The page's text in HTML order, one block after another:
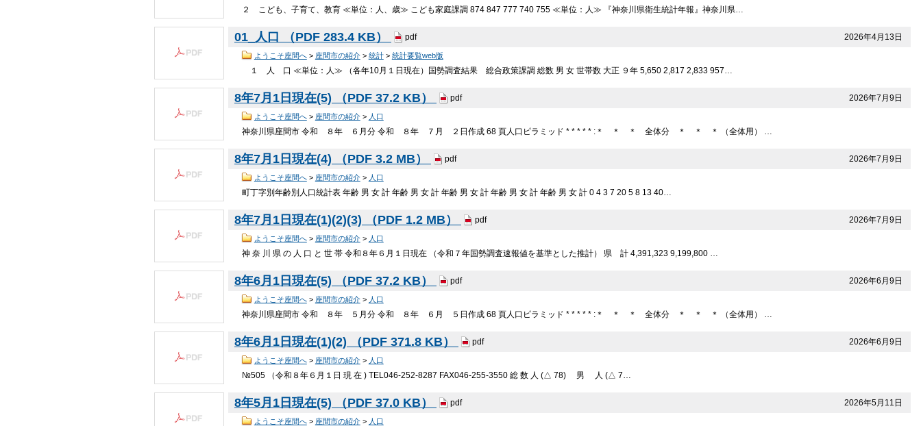
２ こども、子育て、教育 ≪単位：人、歳≫ こども家庭課調 874 847 777 740 755 ≪単位：人≫ 『神奈川県衛生統計年報』神奈川県…
2026年4月13日
01_人口 （PDF 283.4 KB） pdf
ようこそ座間へ> 座間市の紹介> 統計> 統計要覧web版
１ 人 口 ≪単位：人≫ （各年10月１日現在）国勢調査結果 総合政策課調 総数 男 女 世帯数 大正 ９年 5,650 2,817 2,833 957…
2026年7月9日
8年7月1日現在(5) （PDF 37.2 KB） pdf
ようこそ座間へ> 座間市の紹介> 人口
神奈川県座間市 令和 ８年 ６月分 令和 ８年 ７月 ２日作成 68 頁人口ピラミッド * * * * * :＊ ＊ ＊ 全体分 ＊ ＊ ＊ （全体用） …
2026年7月9日
8年7月1日現在(4) （PDF 3.2 MB） pdf
ようこそ座間へ> 座間市の紹介> 人口
町丁字別年齢別人口統計表 年齢 男 女 計 年齢 男 女 計 年齢 男 女 計 年齢 男 女 計 年齢 男 女 計 0 4 3 7 20 5 8 13 40…
2026年7月9日
8年7月1日現在(1)(2)(3) （PDF 1.2 MB） pdf
ようこそ座間へ> 座間市の紹介> 人口
神 奈 川 県 の 人 口 と 世 帯 令和８年６月１日現在 （令和７年国勢調査速報値を基準とした推計） 県 計 4,391,323 9,199,800 …
2026年6月9日
8年6月1日現在(5) （PDF 37.2 KB） pdf
ようこそ座間へ> 座間市の紹介> 人口
神奈川県座間市 令和 ８年 ５月分 令和 ８年 ６月 ５日作成 68 頁人口ピラミッド * * * * * :＊ ＊ ＊ 全体分 ＊ ＊ ＊ （全体用） …
2026年6月9日
8年6月1日現在(1)(2) （PDF 371.8 KB） pdf
ようこそ座間へ> 座間市の紹介> 人口
№505 （令和８年６月１日 現 在 ) TEL046-252-8287 FAX046-255-3550 総 数 人 (△ 78) 男 人 (△ 7…
2026年5月11日
8年5月1日現在(5) （PDF 37.0 KB） pdf
ようこそ座間へ> 座間市の紹介> 人口